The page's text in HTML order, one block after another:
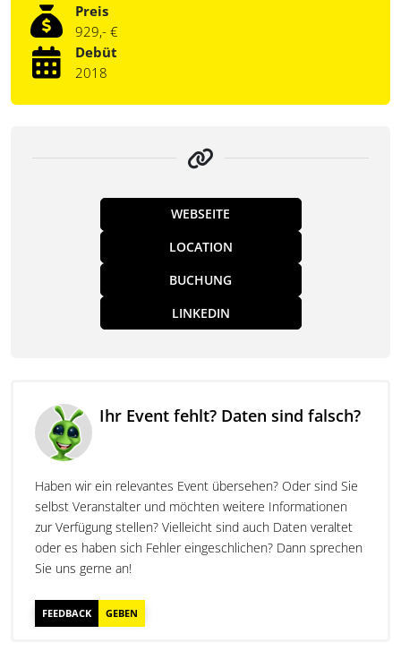
Preis
929,- €
Debüt
2018
WEBSEITE
LOCATION
BUCHUNG
LINKEDIN
Ihr Event fehlt? Daten sind falsch?
Haben wir ein relevantes Event übersehen? Oder sind Sie
selbst Veranstalter und möchten weitere Informationen
zur Verfügung stellen? Vielleicht sind auch Daten veraltet
oder es haben sich Fehler eingeschlichen? Dann sprechen
Sie uns gerne an!
FEEDBACK GEBEN